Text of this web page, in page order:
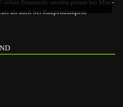
sowie Ersatzteile werden primär bei Mini-
als auch bei Raupendumpern